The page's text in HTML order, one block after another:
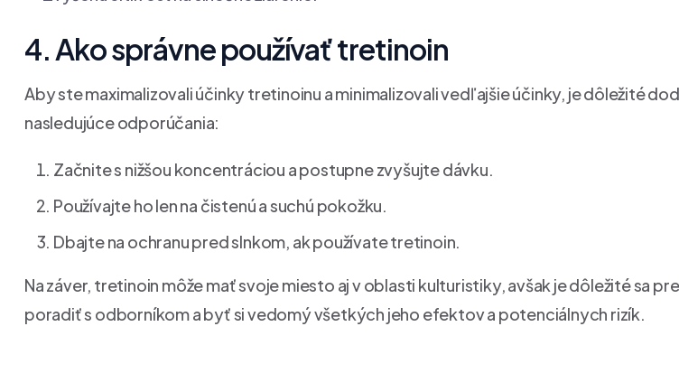
4. Ako správne používať tretinoin
Aby ste maximalizovali účinky tretinoinu a minimalizovali vedľajšie účinky, je dôležité
nasledujúce odporúčania:
Začnite s nižšou koncentráciou a postupne zvyšujte dávku.
Používajte ho len na čistenú a suchú pokožku.
Dbajte na ochranu pred slnkom, ak používate tretinoin.
Na záver, tretinoin môže mať svoje miesto aj v oblasti kulturistiky, avšak je dôležité sa
poradiť s odborníkom a byť si vedomý všetkých jeho efektov a potenciálnych rizík.